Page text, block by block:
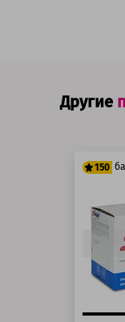
Другие
150
125
150